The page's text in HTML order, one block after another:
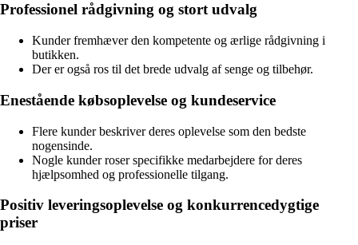
Professionel rådgivning og stort udvalg
Kunder fremhæver den kompetente og ærlige rådgivning i
butikken.
Der er også ros til det brede udvalg af senge og tilbehør.
Enestående købsoplevelse og kundeservice
Flere kunder beskriver deres oplevelse som den bedste
nogensinde.
Nogle kunder roser specifikke medarbejdere for deres
hjælpsomhed og professionelle tilgang.
Positiv leveringsoplevelse og konkurrencedygtige
priser